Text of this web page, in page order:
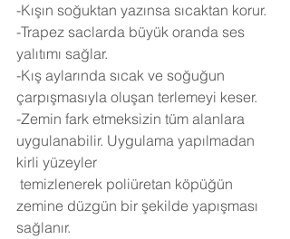
-Kışın soğuktan yazınsa sıcaktan korur.
-Trapez saclarda büyük oranda ses
yalıtımı sağlar.
-Kış aylarında sıcak ve soğuğun
çarpışmasıyla oluşan terlemeyi keser.
-Zemin fark etmeksizin tüm alanlara
uygulanabilir. Uygulama yapılmadan
kirli yüzeyler
zemine düzgün bir şekilde yapışması
sağlanır.